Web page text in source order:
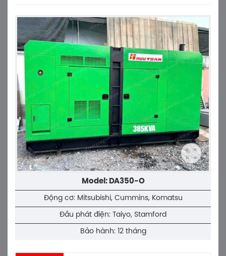
Model: DA350-O
Động cơ: Mitsubishi, Cummins, Komatsu
Đầu phát điện: Taiyo, Stamford
Bảo hành: 12 tháng